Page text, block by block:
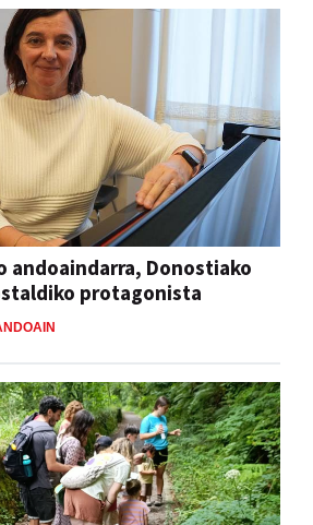
andoaindarra, Donostiako
protagonista